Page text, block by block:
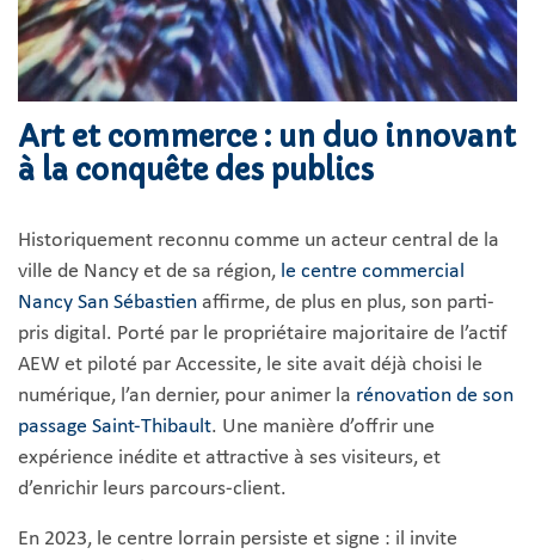
Art et commerce : un duo innovant
à la conquête des publics
Historiquement reconnu comme un acteur central de la
ville de Nancy et de sa région, le centre commercial
Nancy San Sébastien affirme, de plus en plus, son parti-
pris digital. Porté par le propriétaire majoritaire de l’actif
AEW et piloté par Accessite, le site avait déjà choisi le
numérique, l’an dernier, pour animer la rénovation de son
passage Saint-Thibault. Une manière d’offrir une
expérience inédite et attractive à ses visiteurs, et
d’enrichir leurs parcours-client.
En 2023, le centre lorrain persiste et signe : il invite